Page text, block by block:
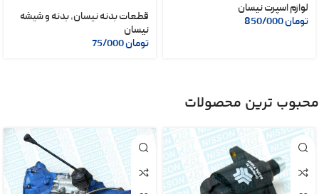
لوازم اسپرت نیسان
تومان
قطعات بدنه نیسان,بدنه و شیشه
نیسان
تومان
محبوب ترین محصولات